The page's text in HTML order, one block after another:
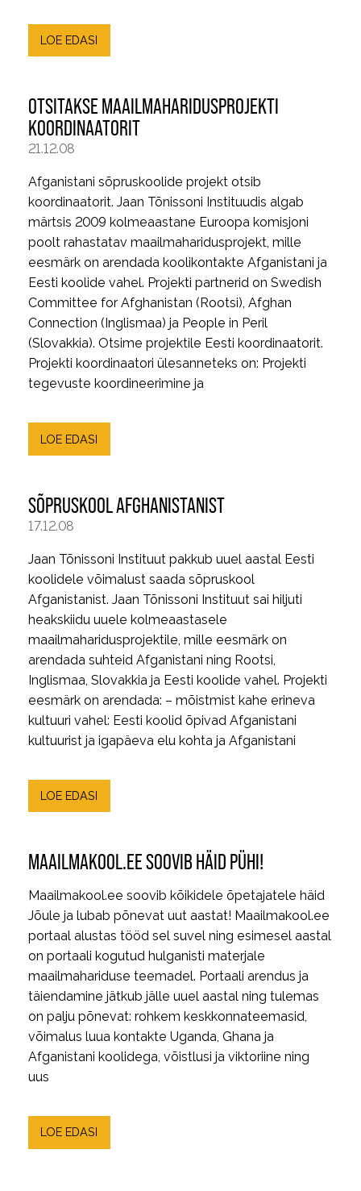
LOE EDASI
OTSITAKSE MAAILMAHARIDUSPROJEKTI
KOORDINAATORIT
21.12.08
Afganistani sõpruskoolide projekt otsib
koordinaatorit. Jaan Tõnissoni Instituudis algab
märtsis 2009 kolmeaastane Euroopa komisjoni
poolt rahastatav maailmaharidusprojekt, mille
eesmärk on arendada koolikontakte Afganistani ja
Eesti koolide vahel. Projekti partnerid on Swedish
Committee for Afghanistan (Rootsi), Afghan
Connection (Inglismaa) ja People in Peril
(Slovakkia). Otsime projektile Eesti koordinaatorit.
Projekti koordinaatori ülesanneteks on: Projekti
tegevuste koordineerimine ja
LOE EDASI
SÕPRUSKOOL AFGHANISTANIST
17.12.08
Jaan Tõnissoni Instituut pakkub uuel aastal Eesti
koolidele võimalust saada sõpruskool
Afganistanist. Jaan Tõnissoni Instituut sai hiljuti
heakskiidu uuele kolmeaastasele
maailmaharidusprojektile, mille eesmärk on
arendada suhteid Afganistani ning Rootsi,
Inglismaa, Slovakkia ja Eesti koolide vahel. Projekti
eesmärk on arendada: – mõistmist kahe erineva
kultuuri vahel: Eesti koolid õpivad Afganistani
kultuurist ja igapäeva elu kohta ja Afganistani
LOE EDASI
MAAILMAKOOL.EE SOOVIB HÄID PÜHI!
Maailmakool.ee soovib kõikidele õpetajatele häid
Jõule ja lubab põnevat uut aastat! Maailmakool.ee
portaal alustas tööd sel suvel ning esimesel aastal
on portaali kogutud hulganisti materjale
maailmahariduse teemadel. Portaali arendus ja
täiendamine jätkub jälle uuel aastal ning tulemas
on palju põnevat: rohkem keskkonnateemasid,
võimalus luua kontakte Uganda, Ghana ja
Afganistani koolidega, võistlusi ja viktoriine ning
uus
LOE EDASI